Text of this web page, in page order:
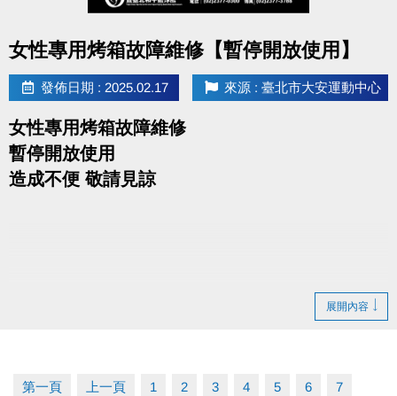
女性專用烤箱故障維修【暫停開放使用】
發佈日期 : 2025.02.17 來源 : 臺北市大安運動中心
女性專用烤箱故障維修
暫停開放使用
造成不便 敬請見諒
展開內容
第一頁 上一頁 1 2 3 4 5 6 7